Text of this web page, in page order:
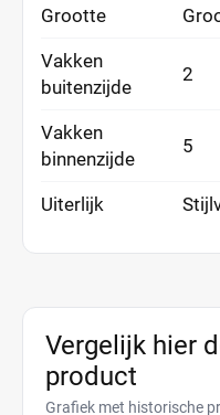
Grootte
Vakken
buitenzijde
2
Vakken
binnenzijde
5
Uiterlijk
Vergelijk hier
product
Grafiek met historische